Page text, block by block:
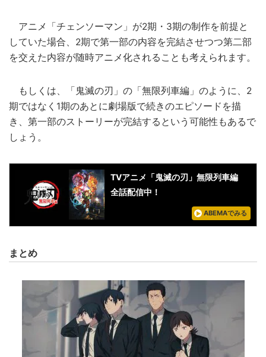
アニメ「チェンソーマン」が2期・3期の制作を前提と
していた場合、2期で第一部の内容を完結させつつ第二部
を交えた内容が随時アニメ化されることも考えられます。
もしくは、「鬼滅の刃」の「無限列車編」のように、2
期ではなく1期のあとに劇場版で続きのエピソードを描
き、第一部のストーリーが完結するという可能性もあるで
しょう。
TVアニメ「鬼滅の刃」無限列車編
全話配信中！
ABEMAでみる
まとめ